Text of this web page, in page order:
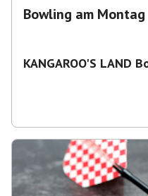
Bowling am Montag
KANGAROO'S LAND